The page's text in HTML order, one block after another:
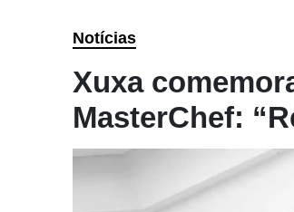
Notícias
Xuxa
MasterChef: